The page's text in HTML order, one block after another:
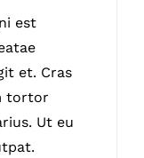
est
et. Cras
tortor
Ut eu